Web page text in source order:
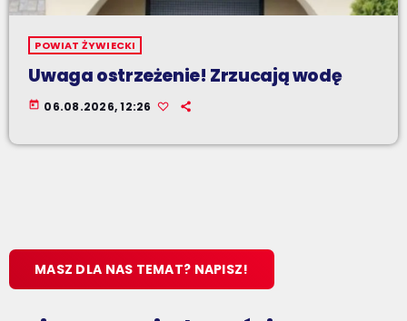
POWIAT ŻYWIECKI
Uwaga ostrzeżenie! Zrzucają wodę
today 06.08.2026, 12:26
MASZ DLA NAS TEMAT? NAPISZ!